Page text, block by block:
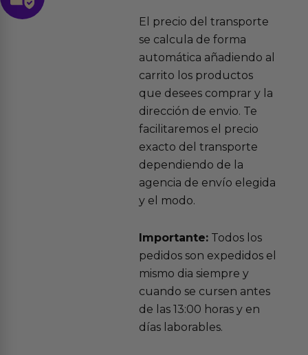
El precio del transporte
se calcula de forma
automática añadiendo al
carrito los productos
que desees comprar y la
dirección de envio. Te
facilitaremos el precio
exacto del transporte
dependiendo de la
agencia de envío elegida
y el modo.
Importante:Todos los
pedidos son expedidos el
mismo dia siempre y
cuando se cursen antes
de las 13:00 horas y en
días laborables.